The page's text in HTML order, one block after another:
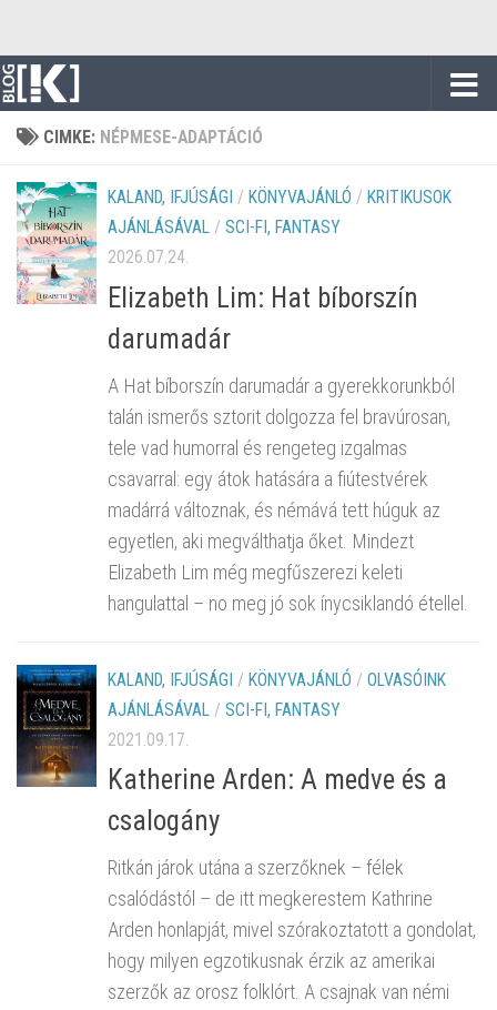
CIMKE: NÉPMESE-ADAPTÁCIÓ
KALAND, IFJÚSÁGI / KÖNYVAJÁNLÓ / KRITIKUSOK
AJÁNLÁSÁVAL / SCI-FI, FANTASY
2026.07.24.
Elizabeth Lim: Hat bíborszín
darumadár
A Hat bíborszín darumadár a gyerekkorunkból
talán ismerős sztorit dolgozza fel bravúrosan,
tele vad humorral és rengeteg izgalmas
csavarral: egy átok hatására a fiútestvérek
madárrá változnak, és némává tett húguk az
egyetlen, aki megválthatja őket. Mindezt
Elizabeth Lim még megfűszerezi keleti
hangulattal – no meg jó sok ínycsiklandó étellel.
KALAND, IFJÚSÁGI / KÖNYVAJÁNLÓ / OLVASÓINK
AJÁNLÁSÁVAL / SCI-FI, FANTASY
2021.09.17.
Katherine Arden: A ​medve és a
csalogány
Ritkán járok utána a szerzőknek – félek
csalódástól – de itt megkerestem Kathrine
Arden honlapját, mivel szórakoztatott a gondolat,
hogy milyen egzotikusnak érzik az amerikai
szerzők az orosz folklórt. A csajnak van némi